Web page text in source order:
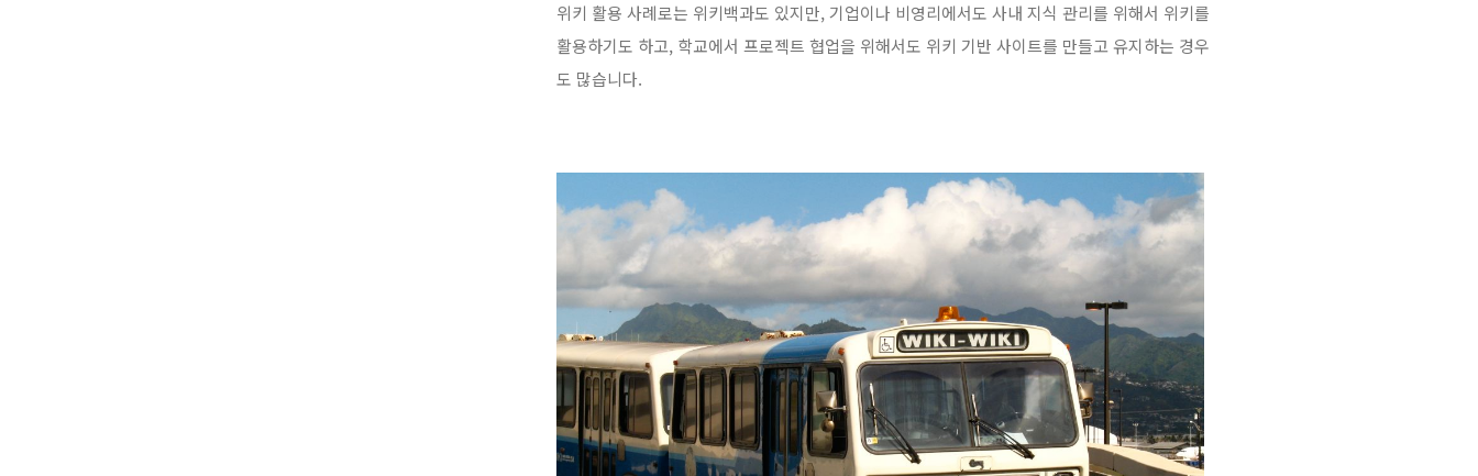
위키 활용 사례로는 위키백과도 있지만, 기업이나 비영리에서도 사내 지식 관리를 위해서 위키를
활용하기도 하고, 학교에서 프로젝트 협업을 위해서도 위키 기반 사이트를 만들고 유지하는 경우
도 많습니다.